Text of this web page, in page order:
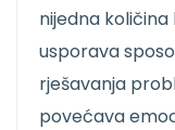
nijedna
usporava
rješavanja
povećava